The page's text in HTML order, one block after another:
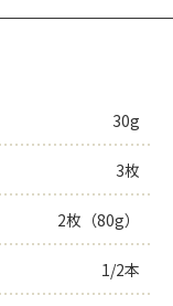
30g
3枚
2枚（80g）
1/2本